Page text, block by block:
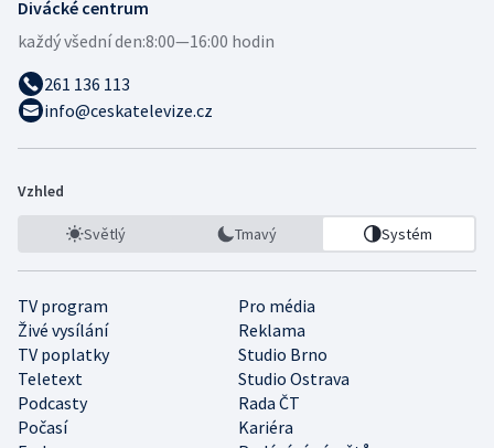
Divácké centrum
každý všední den:8:00—16:00 hodin
261 136 113
info@ceskatelevize.cz
Vzhled
Světlý Tmavý Systém
TV program
Pro média
Živé vysílání
Reklama
TV poplatky
Studio Brno
Teletext
Studio Ostrava
Podcasty
Rada ČT
Počasí
Kariéra